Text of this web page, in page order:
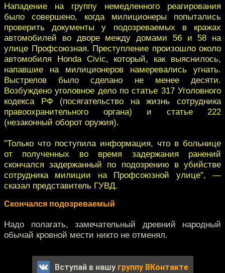
Нападение на группу немедленного реагирования
было совершено, когда милиционеры попытались
проверить документы у подозреваемых в кражах
автомобилей во дворе между домами 56 и 58 на
улице Профсоюзная. Преступление произошло около
автомобиля Honda Civic, который, как выяснилось,
напавшие на милиционеров намеревались угнать.
Выстрелов было сделано не менее десяти.
Возбуждено уголовное дело по статье 317 Уголовного
кодекса РФ (посягательство на жизнь сотрудника
правоохранительного органа) и статье 222
(незаконный оборот оружия).
"Только что поступила информация, что в больнице
от полученных во время задержания ранений
скончался задержанный по подозрению в убийстве
сотрудника милиции на Профсоюзной улице", —
сказал представитель ГУВД.
Скончался подозреваемый
Надо полагать, замечательный древний народный
обычай кровной мести никто не отменял.
Вступай в нашу группу ВКонтакте